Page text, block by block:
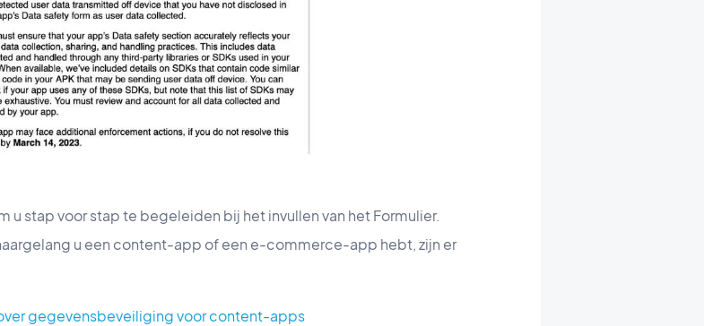
stap voor stap te begeleiden bij het invullen van het Formulier.
u een content-app of een e-commerce-app hebt, zijn er
gegevensbeveiliging voor content-apps